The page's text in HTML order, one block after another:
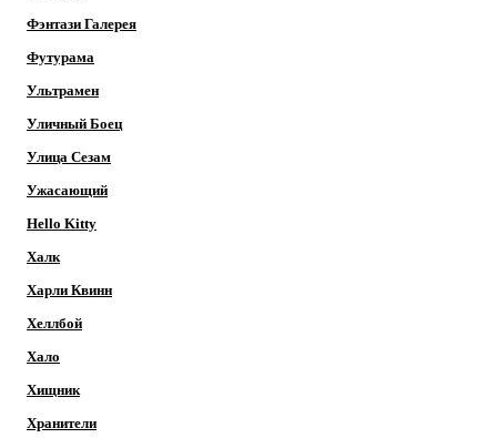
Фэнтази Галерея
Футурама
Ультрамен
Уличный Боец
Улица Сезам
Ужасающий
Hello Kitty
Халк
Харли Квинн
Хеллбой
Хало
Хищник
Хранители